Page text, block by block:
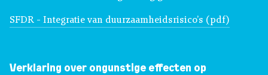
SFDR - Integratie van duurzaamheidsrisico’s (pdf)
Verklaring over ongunstige effecten op